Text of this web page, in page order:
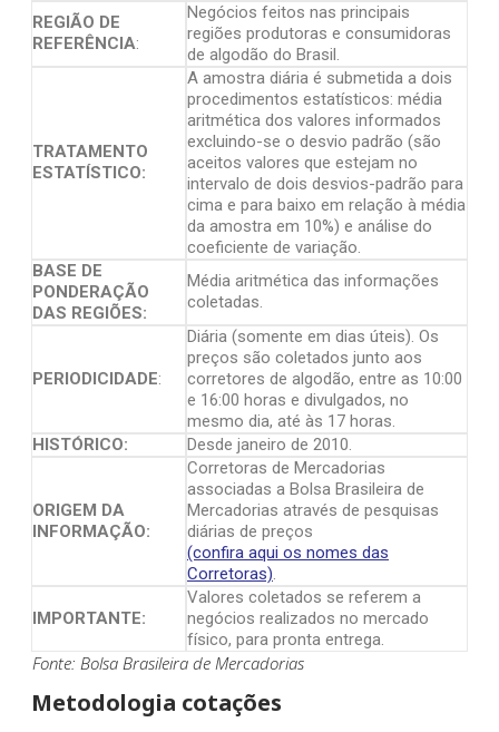
REGIÃO DE
REFERÊNCIA:
Negócios feitos nas principais
regiões produtoras e consumidoras
de algodão do Brasil.
TRATAMENTO
ESTATÍSTICO:
A amostra diária é submetida a dois
procedimentos estatísticos: média
aritmética dos valores informados
excluindo-se o desvio padrão (são
aceitos valores que estejam no
intervalo de dois desvios-padrão para
cima e para baixo em relação à média
da amostra em 10%) e análise do
coeficiente de variação.
BASE DE
PONDERAÇÃO
DAS REGIÕES:
Média aritmética das informações
coletadas.
PERIODICIDADE:
Diária (somente em dias úteis). Os
preços são coletados junto aos
corretores de algodão, entre as 10:00
e 16:00 horas e divulgados, no
mesmo dia, até às 17 horas.
HISTÓRICO:
Desde janeiro de 2010.
ORIGEM DA
INFORMAÇÃO:
Corretoras de Mercadorias
associadas a Bolsa Brasileira de
Mercadorias através de pesquisas
diárias de preços
(confira aqui os nomes das
Corretoras).
IMPORTANTE:
Valores coletados se referem a
negócios realizados no mercado
físico, para pronta entrega.
Fonte: Bolsa Brasileira de Mercadorias
Metodologia cotações